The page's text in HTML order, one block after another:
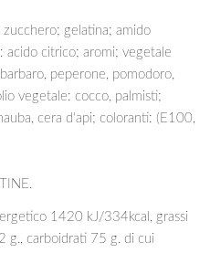
gelatina; amido
acido citrico; aromi; vegetale
peperone, pomodoro,
vegetale: cocco, palmisti;
cera d'api; coloranti: (E100,
1420 kJ/334kcal, grassi
g., carboidrati 75 g. di cui